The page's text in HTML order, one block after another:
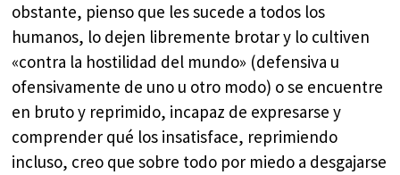
obstante, pienso que les sucede a todos los
humanos, lo dejen libremente brotar y lo cultiven
«contra la hostilidad del mundo» (defensiva u
ofensivamente de uno u otro modo) o se encuentre
en bruto y reprimido, incapaz de expresarse y
comprender qué los insatisface, reprimiendo
incluso, creo que sobre todo por miedo a desgajarse